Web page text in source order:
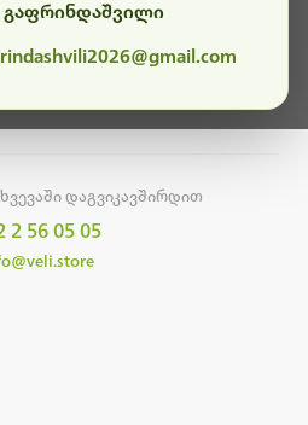
დაგვიკავშირდით
2 56 05 05